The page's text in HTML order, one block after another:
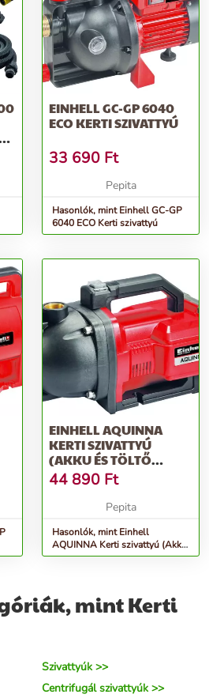
EINHELL GC-GP 6040
ECO KERTI SZIVATTYÚ
33 690 Ft
Pepita
Hasonlók, mint Einhell GC-GP
6040 ECO Kerti szivattyú
EINHELL AQUINNA
KERTI SZIVATTYÚ
(AKKU ÉS TÖLTŐ
NÉLKÜL)
44 890 Ft
Pepita
Hasonlók, mint Einhell
AQUINNA Kerti szivattyú (Akku
és töltő nélkül)
mint Kerti
Szivattyúk >>
Centrifugál szivattyúk >>